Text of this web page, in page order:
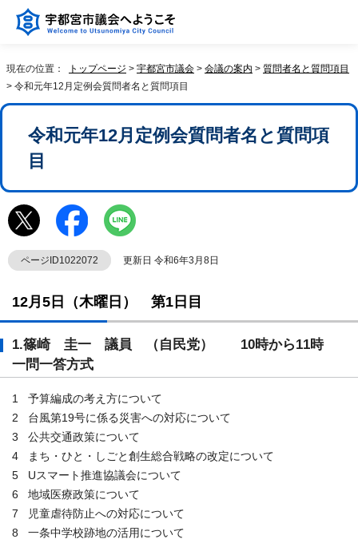
現在の位置： トップページ > 宇都宮市議会 > 会議の案内 > 質問者名と質問項目
> 令和元年12月定例会質問者名と質問項目
令和元年12月定例会質問者名と質問項
目
ページID1022072 更新日 令和6年3月8日
12月5日（木曜日） 第1日目
1.篠崎 圭一 議員 （自民党） 10時から11時
一問一答方式
1 予算編成の考え方について
2 台風第19号に係る災害への対応について
3 公共交通政策について
4 まち・ひと・しごと創生総合戦略の改定について
5 Uスマート推進協議会について
6 地域医療政策について
7 児童虐待防止への対応について
8 一条中学校跡地の活用について